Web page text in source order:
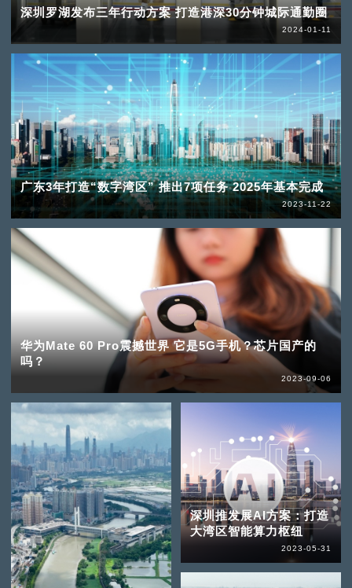
深圳罗湖发布三年行动方案 打造港深30分钟城际通勤圈
2024-01-11
广东3年打造“数字湾区” 推出7项任务 2025年基本完成
2023-11-22
华为Mate 60 Pro震撼世界 它是5G手机？芯片国产的
吗？
2023-09-06
深圳推发展AI方案：打造
大湾区智能算力枢纽
2023-05-31